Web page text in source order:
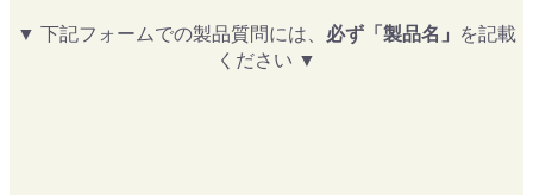
▼ 下記フォームでの製品質問には、 必ず「製品名」 を記載
ください ▼